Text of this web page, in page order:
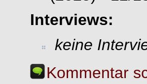
Interviews:
keine
Kommentar